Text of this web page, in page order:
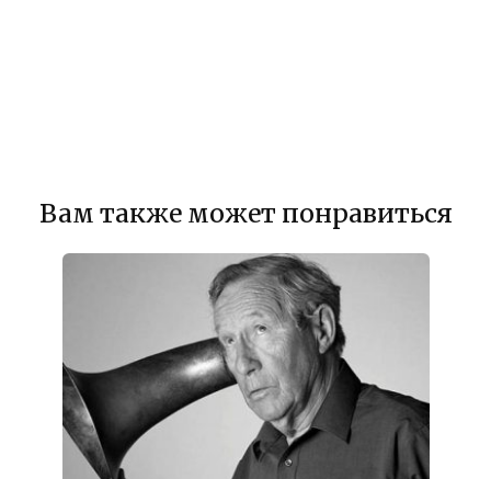
Вам также может понравиться